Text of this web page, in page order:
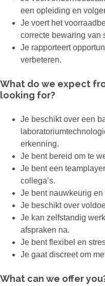
een opleiding en
Je voert het
correcte bewaring van
Je rapporteert
verbeteren.
What do we expect
looking for?
Je beschikt over een
erkenning.
Je bent bereid om te
Je bent een
collega’s.
Je bent nauwkeurig
Je beschikt over
Je kan zelfstandig
afspraken na.
Je bent flexibel en
Je gaat discreet om
What can we offer